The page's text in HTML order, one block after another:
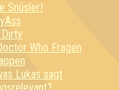
Snüsler!
Who Fragen
Lukas sagt